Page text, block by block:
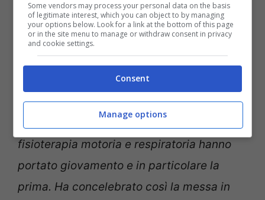
Come sta Papa Francesco? (ANSA) Notizie.com
Dalla sala stampa del Vaticano fanno
sapere: “Durante la giornataPapa
Francesco ha continuato la terapia
fisioterapia motoria e respiratoria hanno
portato giovamento e in particolare la
prima. Ha concelebrato così la messa in
Some vendors may process your personal data on the basis
of legitimate interest, which you can object to by managing
your options below. Look for a link at the bottom of this page
or in the site menu to manage or withdraw consent in privacy
and cookie settings.
Consent
Manage options